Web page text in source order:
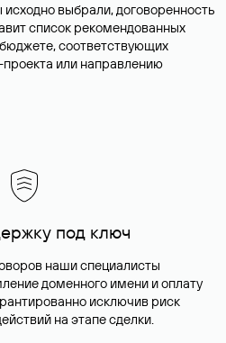
выбрали, договоренность
список рекомендованных
соответствующих
или направлению
под ключ
наши специалисты
доменного имени и оплату
исключив риск
на этапе сделки.